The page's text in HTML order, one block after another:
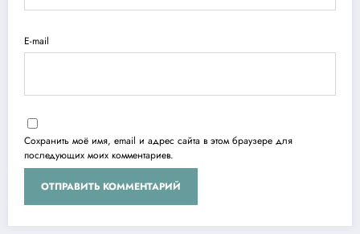
E-mail
Сохранить моё имя, email и адрес сайта в этом браузере для
последующих моих комментариев.